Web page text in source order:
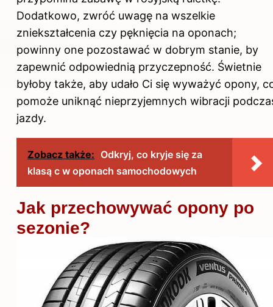
Dodatkowo, zwróć uwagę na wszelkie
zniekształcenia czy pęknięcia na oponach;
powinny one pozostawać w dobrym stanie, by
zapewnić odpowiednią przyczepność. Świetnie
byłoby także, aby udało Ci się wyważyć opony,
pomoże uniknąć nieprzyjemnych wibracji
jazdy.
Zobacz także: Odkryj, co kryje się za
klasą c w oponach samochodowych
Jak przechowywać opony po
sezonie?